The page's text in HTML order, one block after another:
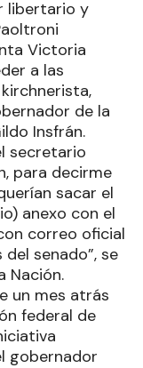
libertario y
Victoria
a las
de la
Insfrán.
secretario
para decirme
sacar el
anexo con el
correo oficial
senado”, se
Nación.
un mes atrás
federal de
gobernador